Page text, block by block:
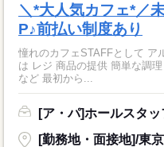
＼*大人気カフェ*／
P♪前払い制度あり
憧れのカフェSTAFFとして ア
は レジ 商品の提供 簡単な調
など 最初から...
[ア・パ]ホールスタッ
[勤務地・面接地]/東